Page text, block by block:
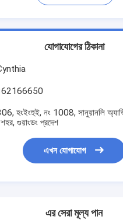
যোগাযোগের ঠিকানা
হংইংহুই, নং 1008, সানুয়ানলি
গুয়াংডং প্রদেশ
এখন যোগাযোগ
এর সেরা মূল্য পান